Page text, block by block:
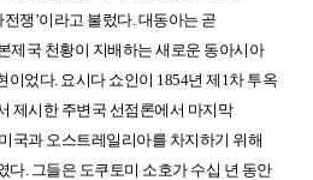
전쟁’이라고 불렀다. 대동아는 곧
제국 천황이 지배하는 새로운 동아시아
이었다. 요시다 쇼인이 1854년 제1차 투옥
제시한 주변국 선점론에서 마지막
국과 오스트레일리아를 차지하기 위해
다. 그들은 도쿠토미 소호가 수십 년 동안